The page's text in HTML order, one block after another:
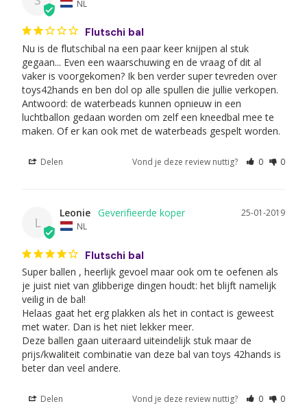
NL
Flutschi bal
Nu is de flutschibal na een paar keer knijpen al stuk
gegaan... Even een waarschuwing en de vraag of dit al
vaker is voorgekomen? Ik ben verder super tevreden over
toys42hands en ben dol op alle spullen die jullie verkopen.
Antwoord: de waterbeads kunnen opnieuw in een
luchtballon gedaan worden om zelf een kneedbal mee te
maken. Of er kan ook met de waterbeads gespelt worden.
Delen Vond je deze review nuttig? 0 0
L
25-01-2019
Leonie
NL
Flutschi bal
Super ballen , heerlijk gevoel maar ook om te oefenen als
je juist niet van glibberige dingen houdt: het blijft namelijk
veilig in de bal!
Helaas gaat het erg plakken als het in contact is geweest
met water. Dan is het niet lekker meer.
Deze ballen gaan uiteraard uiteindelijk stuk maar de
prijs/kwaliteit combinatie van deze bal van toys 42hands is
beter dan veel andere.
Delen Vond je deze review nuttig? 0 0